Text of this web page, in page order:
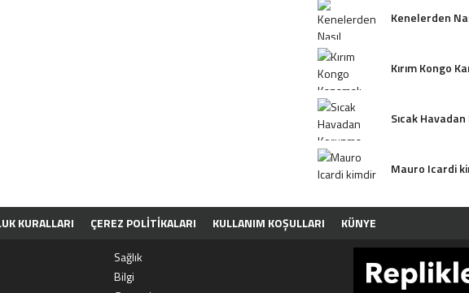
Kenelerden
Kırım Kongo
Sıcak
Mauro Icardi
KURALLARI ÇEREZ POLITIKALARI KULLANIM KOŞULLARI
KÜNYE
Sağlık
Bilgi